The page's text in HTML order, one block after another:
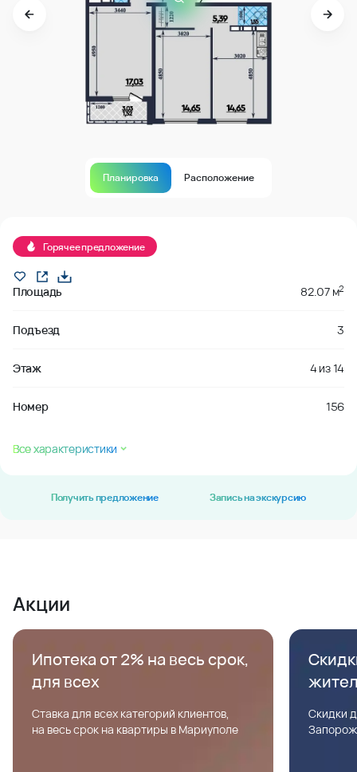
Планировка Расположение
Горячее предложение
Площадь 82.07 м2
Подъезд 3
Этаж 4 из14
Номер 156
Все характеристики
Получить предложение Запись на экскурсию
Акции
Ипотека от 2% на весь срок,
для всех
Ставка для всех категорий клиентов,
на весь срок на квартиры в Мариуполе
Скидки